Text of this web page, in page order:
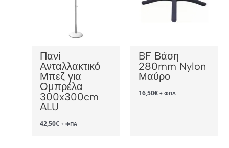
Πανί
Ανταλλακτικό
Μπεζ για
Ομπρέλα
300x300cm
ALU
42,50€ + ΦΠΑ
BF Βάση
280mm Nylon
Μαύρο
16,50€ + ΦΠΑ